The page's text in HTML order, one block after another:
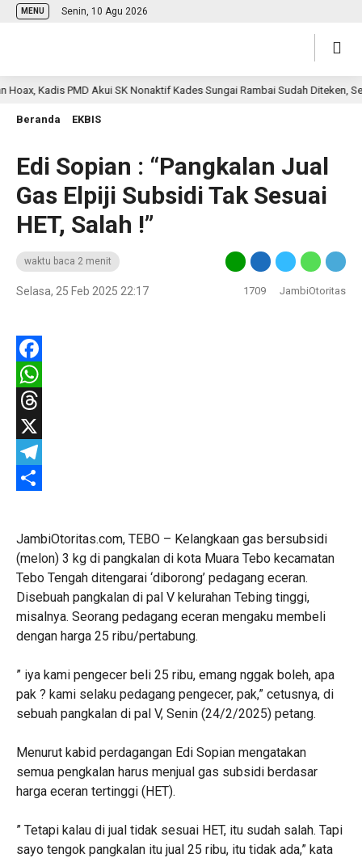
MENU Senin, 10 Agu 2026
Kadis PMD Akui SK Nonaktif Kades Sungai Rambai Sudah Diteken,
Beranda EKBIS
Edi Sopian : “Pangkalan Jual
Gas Elpiji Subsidi Tak Sesuai
HET, Salah !”
waktu baca 2 menit
Selasa, 25 Feb 2025 22:17 1709 JambiOtoritas
Facebook
WhatsApp
Threads
X
Telegram
JambiOtoritas.com, TEBO – Kelangkaan gas bersubsidi
(melon) 3 kg di pangkalan di kota Muara Tebo kecamatan
Tebo Tengah ditengarai ‘diborong’ pedagang eceran.
Disebuah pangkalan di pal V kelurahan Tebing tinggi,
misalnya. Seorang pedagang eceran mengaku membeli
dengan harga 25 ribu/pertabung.
” iya kami pengecer beli 25 ribu, emang nggak boleh, apa
pak ? kami selaku pedagang pengecer, pak,” cetusnya, di
sebuah pangkalan di pal V, Senin (24/2/2025) petang.
Menurut kabid perdagangan Edi Sopian mengatakan
semua pengkalan harus menjual gas subsidi berdasar
harga eceran tertinggi (HET).
” Tetapi kalau di jual tidak sesuai HET, itu sudah salah. Tapi
sayo tengok pangkalan itu jual 25 ribu, itu tidak ada,” kata